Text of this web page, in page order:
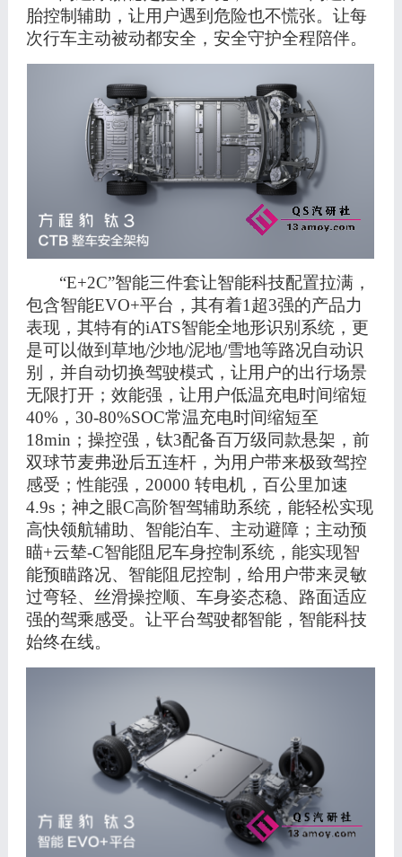
胎控制辅助，让用户遇到危险也不慌张。让每
次行车主动被动都安全，安全守护全程陪伴。
“E+2C”智能三件套让智能科技配置拉满，
包含智能EVO+平台，其有着1超3强的产品力
表现，其特有的iATS智能全地形识别系统，更
是可以做到草地/沙地/泥地/雪地等路况自动识
别，并自动切换驾驶模式，让用户的出行场景
无限打开；效能强，让用户低温充电时间缩短
40%， 30-80%SOC常温充电时间缩短至
18min；操控强，钛3配备百万级同款悬架，前
双球节麦弗逊后五连杆，为用户带来极致驾控
感受；性能强，20000 转电机，百公里加速
4.9s； 神之眼C高阶智驾辅助系统，能轻松实现
高快领航辅助、智能泊车、主动避障； 主动预
瞄+云辇-C智能阻尼车身控制系统，能实现智
能预瞄路况、智能阻尼控制，给用户带来灵敏
过弯轻、丝滑操控顺、车身姿态稳、路面适应
强的驾乘感受。让平台驾驶都智能，智能科技
始终在线。